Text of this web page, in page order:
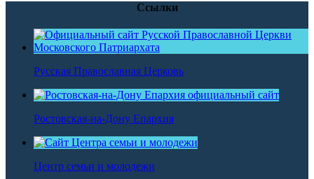
Ссылки
Русская Православная Церковь
Ростовская-на-Дону Епархия
Центр семьи и молодежи